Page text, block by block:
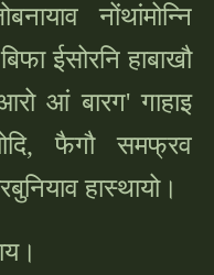
नोंथांमोन्नि
ईसोरनि हाबाखौ
आं बारग' गाहाइ
फैगौ समफ्रव
हास्थायो।